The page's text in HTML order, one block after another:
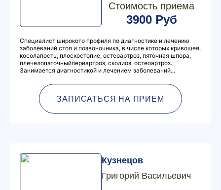
Стоимость приема
3900 Руб
Специалист широкого профиля по диагностике и лечению
заболеваний стоп и позвоночника, в числе которых кривошея,
косолапость, плоскостопие, остеоартроз, пяточная шпора,
плечелопаточныйпериартроз, сколиоз, остеоартроз.
Занимается диагностикой и лечением заболеваний...
ЗАПИСАТЬСЯ НА ПРИЕМ
Кузнецов
Григорий Васильевич